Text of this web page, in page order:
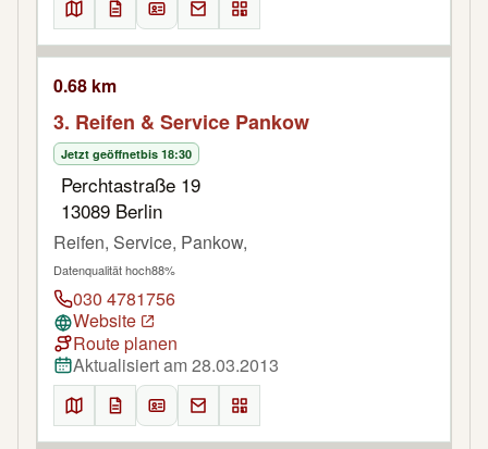
0.68 km
3. Reifen & Service Pankow
Jetzt geöffnetbis 18:30
Perchtastraße 19
13089 Berlin
Reifen, Service, Pankow,
Datenqualität hoch88%
030 4781756
Website
Route planen
Aktualisiert am 28.03.2013